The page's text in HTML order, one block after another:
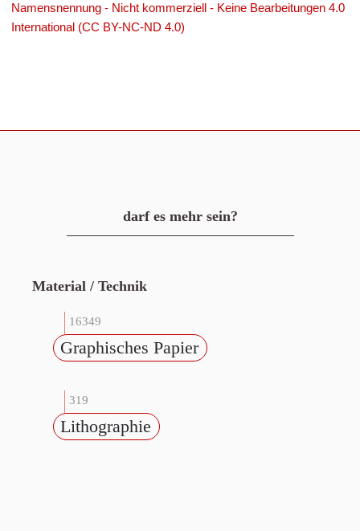
Namensnennung - Nicht kommerziell - Keine Bearbeitungen 4.0
International (CC BY-NC-ND 4.0)
darf es mehr sein?
Material / Technik
16349
Graphisches Papier
319
Lithographie